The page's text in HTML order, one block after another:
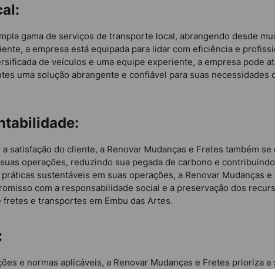
gama de serviços de transporte local, abrangendo desde
a empresa está equipada para lidar com eficiência e
de veículos e uma equipe experiente, a empresa pode
uma solução abrangente e confiável para suas necessidades
satisfação do cliente, a Renovar Mudanças e Fretes também
operações, reduzindo sua pegada de carbono e
sustentáveis em suas operações, a Renovar Mudanças
com a responsabilidade social e a preservação dos
e transportes em Embu das Artes.
e normas aplicáveis, a Renovar Mudanças e Fretes prioriza